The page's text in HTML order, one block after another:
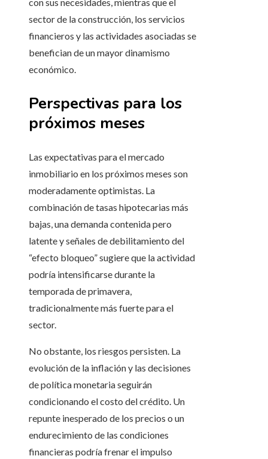
con sus necesidades, mientras que el
sector de la construcción, los servicios
financieros y las actividades asociadas se
benefician de un mayor dinamismo
económico.
Perspectivas para los
próximos meses
Las expectativas para el mercado
inmobiliario en los próximos meses son
moderadamente optimistas. La
combinación de tasas hipotecarias más
bajas, una demanda contenida pero
latente y señales de debilitamiento del
“efecto bloqueo” sugiere que la actividad
podría intensificarse durante la
temporada de primavera,
tradicionalmente más fuerte para el
sector.
No obstante, los riesgos persisten. La
evolución de la inflación y las decisiones
de política monetaria seguirán
condicionando el costo del crédito. Un
repunte inesperado de los precios o un
endurecimiento de las condiciones
financieras podría frenar el impulso